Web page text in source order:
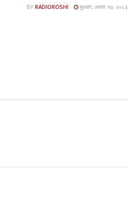
BY RADIOROSHI बुधबार, असार १७, २०८३